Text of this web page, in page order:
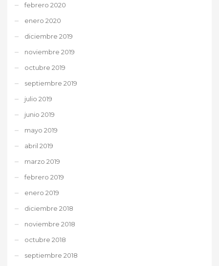
febrero 2020
enero 2020
diciembre 2019
noviembre 2019
octubre 2019
septiembre 2019
julio 2019
junio 2019
mayo 2019
abril 2019
marzo 2019
febrero 2019
enero 2019
diciembre 2018
noviembre 2018
octubre 2018
septiembre 2018